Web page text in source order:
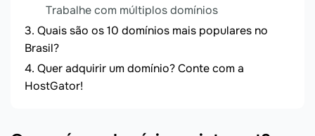
Trabalhe com múltiplos domínios
Quais são os 10 domínios mais populares no
Brasil?
Quer adquirir um domínio? Conte com a
HostGator!